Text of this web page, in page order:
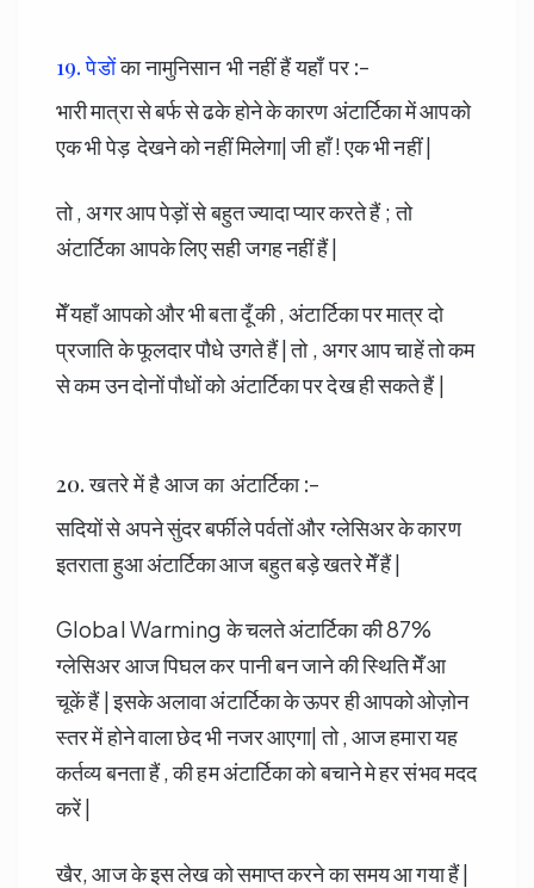
19. पेडोंका नामुनिसान भी नहीं हैं यहाँ पर :-
भारी मात्रा से बर्फ से ढके होने के कारण अंटार्टिका में आपको
एक भी पेड़ देखने को नहीं मिलेगा| जी हाँ ! एक भी नहीं |
तो , अगर आप पेड़ों से बहुत ज्यादा प्यार करते हैं ; तो
अंटार्टिका आपके लिए सही जगह नहीं हैं |
मेँ यहाँ आपको और भी बता दूँ की , अंटार्टिका पर मात्र दो
प्रजाति के फूलदार पौधे उगते हैं | तो , अगर आप चाहें तो कम
से कम उन दोनों पौधों को अंटार्टिका पर देख ही सकते हैं |
20. खतरे में है आज का अंटार्टिका :-
सदियों से अपने सुंदर बर्फीले पर्वतों और ग्लेसिअर के कारण
इतराता हुआ अंटार्टिका आज बहुत बड़े खतरे मेँ हैं |
Global Warming के चलते अंटार्टिका की 87%
ग्लेसिअर आज पिघल कर पानी बन जाने की स्थिति मेँ आ
चूकें हैं | इसके अलावा अंटार्टिका के ऊपर ही आपको ओज़ोन
स्तर में होने वाला छेद भी नजर आएगा| तो , आज हमारा यह
कर्तव्य बनता हैं , की हम अंटार्टिका को बचाने मे हर संभव मदद
करें |
खैर, आज के इस लेख को समाप्त करने का समय आ गया हैं |